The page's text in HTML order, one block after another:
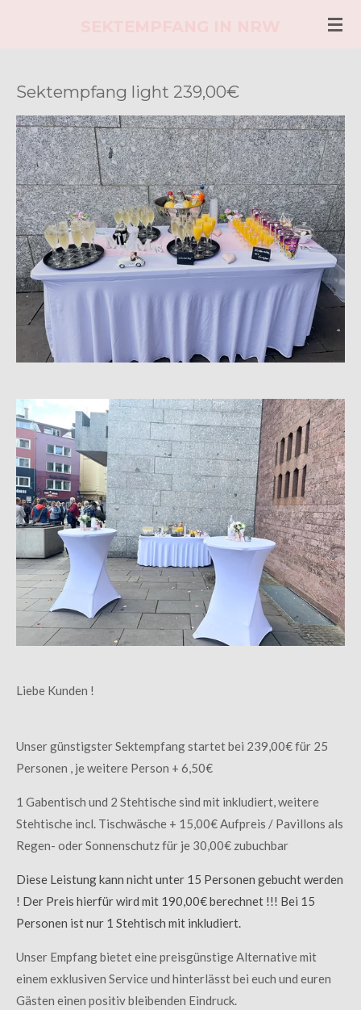
Sektempfang light 239,00€
Liebe Kunden !
Unser günstigster Sektempfang startet bei 239,00€ für 25
Personen , je weitere Person + 6,50€
1 Gabentisch und 2 Stehtische sind mit inkludiert, weitere
Stehtische incl. Tischwäsche + 15,00€ Aufpreis / Pavillons als
Regen- oder Sonnenschutz für je 30,00€ zubuchbar
Diese Leistung kann nicht unter 15 Personen gebucht werden
! Der Preis hierfür wird mit 190,00€ berechnet !!! Bei 15
Personen ist nur 1 Stehtisch mit inkludiert.
Unser Empfang bietet eine preisgünstige Alternative mit
einem exklusiven Service und hinterlässt bei euch und euren
Gästen einen positiv bleibenden Eindruck.